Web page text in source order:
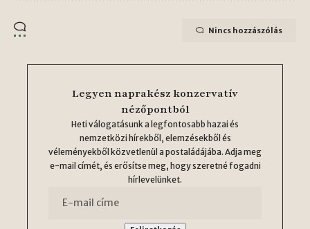
Nincs hozzászólás
Legyen naprakész konzervatív
nézőpontból
Heti válogatásunk a legfontosabb hazai és
nemzetközi hírekből, elemzésekből és
véleményekből közvetlenül a postaládájába. Adja meg
e-mail címét, és erősítse meg, hogy szeretné fogadni
hírlevelünket.